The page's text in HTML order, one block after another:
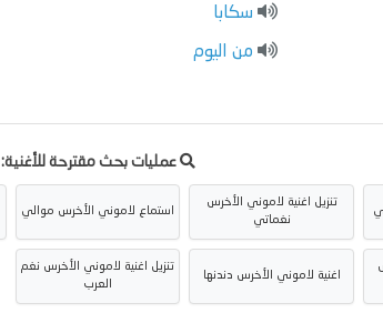
سكابا
من اليوم
عمليات بحث مقترحة للأغنية:
تنزيل اغنية لاموني الأخرس
نغماتي
استماع لاموني الأخرس موالي
اغنية لاموني الأخرس دندنها
تنزيل اغنية لاموني الأخرس نغم
العرب